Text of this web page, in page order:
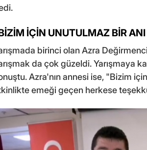
İÇİN UNUTULMAZ BİR
birinci olan Azra
da çok güzeldi. Yarışmaya
Azra'nın annesi ise, "Bizim
emeği geçen herkese